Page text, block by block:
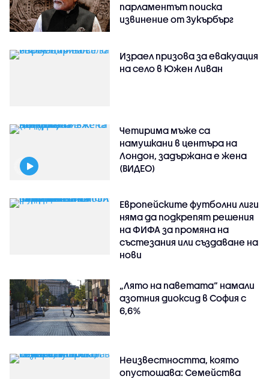
парламентът поиска
извинение от Зукърбърг
Израел призова за евакуация
на село в Южен Ливан
Четирима мъже са
намушкани в центъра на
Лондон, задържана е жена
(ВИДЕО)
Европейските футболни лиги
няма да подкрепят решения
на ФИФА за промяна на
състезания или създаване на
нови
„Лято на паветата“ намали
азотния диоксид в София с
6,6%
Неизвестността, която
опустошава: Семейства